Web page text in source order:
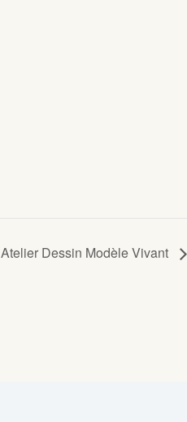
Atelier Dessin Modèle Vivant